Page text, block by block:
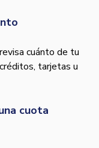
cuánto de tu
tarjetas u
cuota